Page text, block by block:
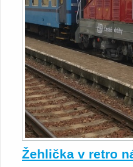
Žehlička v retro